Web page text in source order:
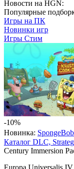
Новости на HGN:
Популярные
Игры на ПК
Новинки игр
Игры Стим
-10%
Новинка:
Каталог DLC,
Century Immersion
Europa Universalis